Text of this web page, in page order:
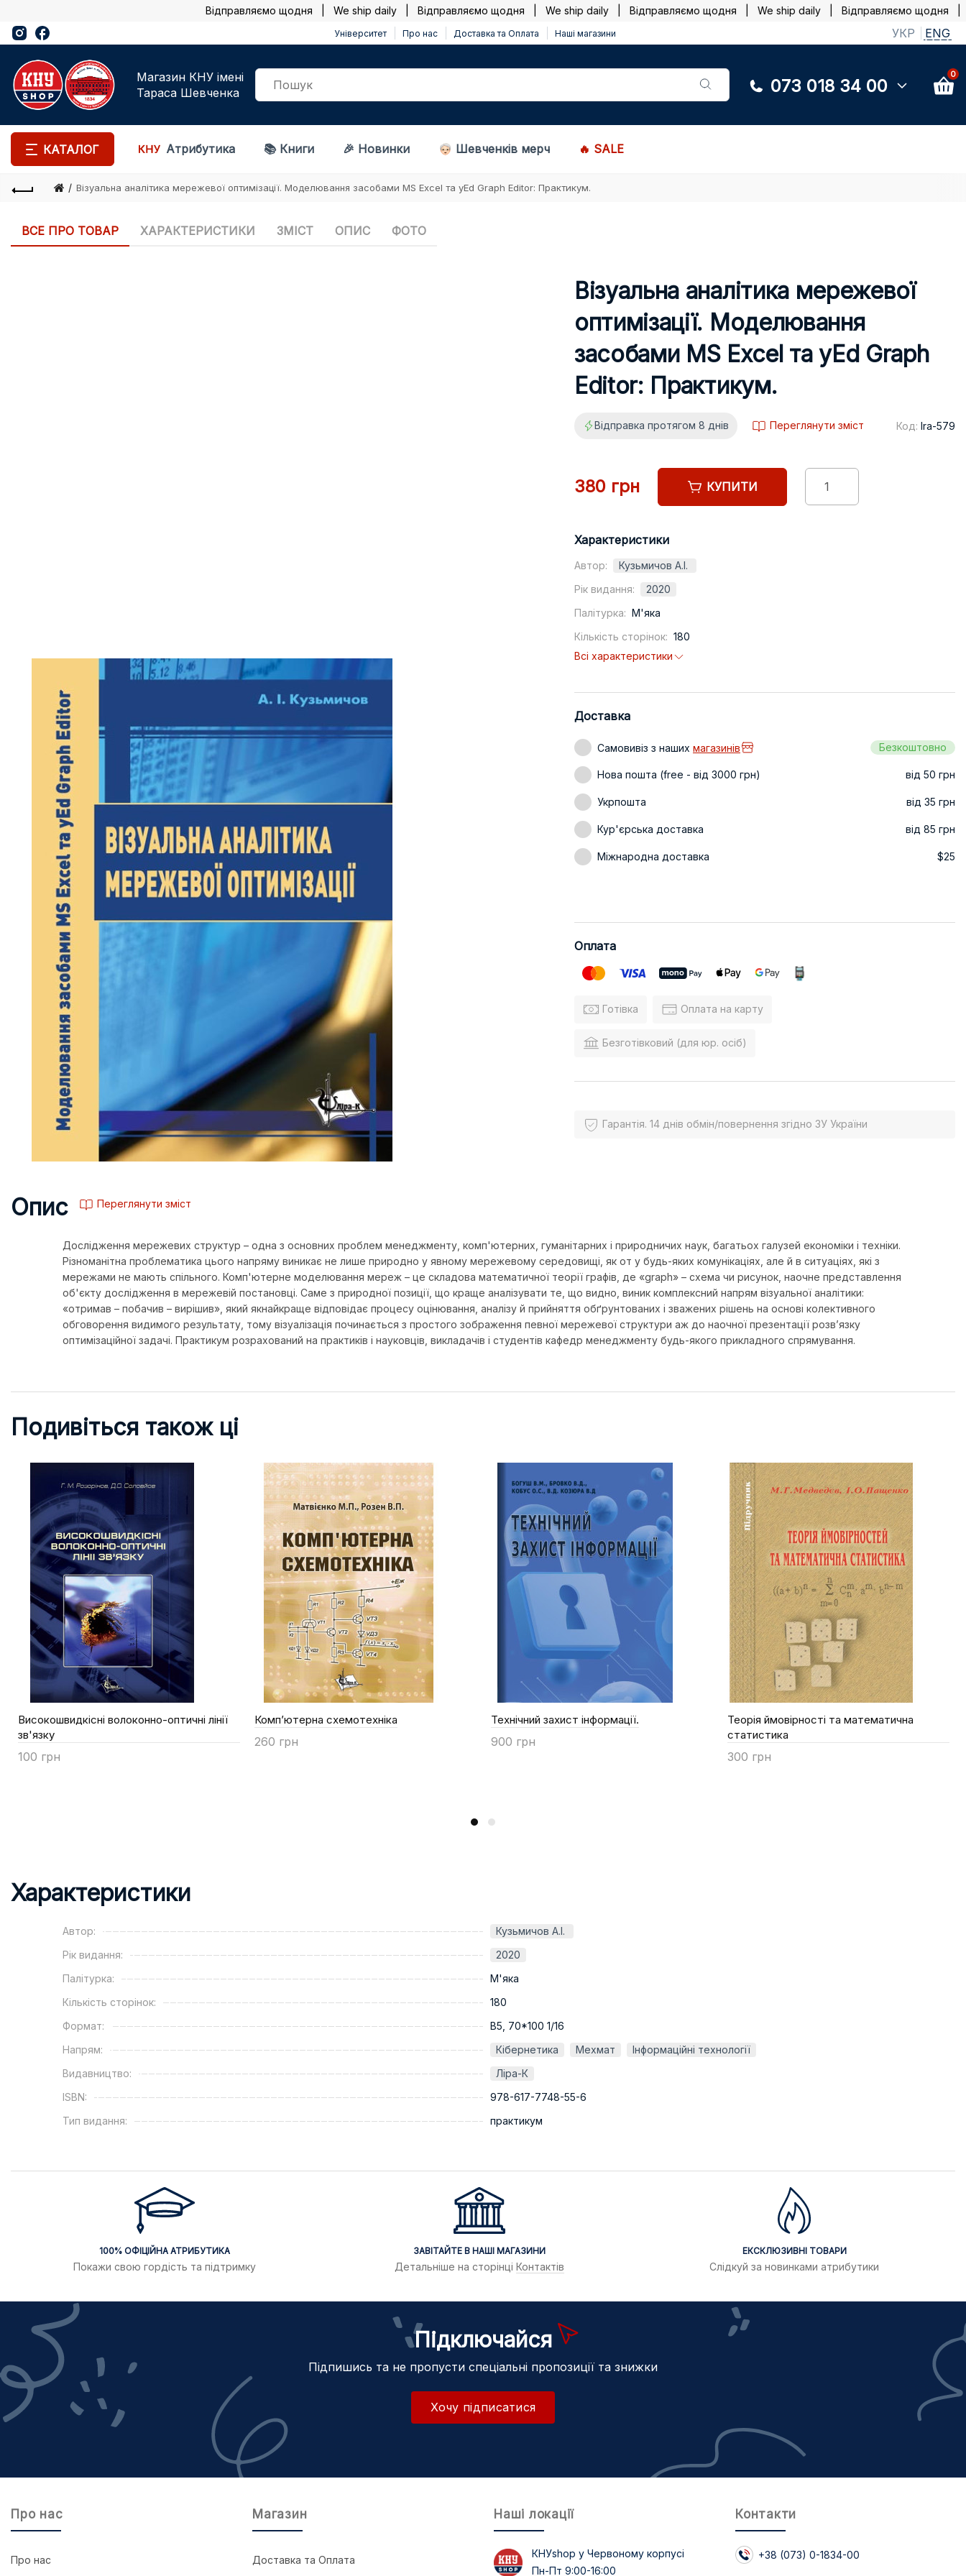
Відправляємо щодня | We ship daily |Відправляємо щодня | We ship daily |Відправляємо щодня | We ship daily |Відправляємо щодня |
Університет Про нас Доставка та Оплата Наші магазини УКР ENG
Магазин КНУ імені
Тараса Шевченка
073 018 34 00
0
КАТАЛОГ Атрибутика 📚 Книги 🎉 Новинки Шевченків мерч 🔥 SALE
Візуальна аналітика мережевої оптимізації. Моделювання засобами MS Excel та yEd Graph Editor: Практикум.
ВСЕ ПРО ТОВАР ХАРАКТЕРИСТИКИ ЗМІСТ ОПИС ФОТО
Візуальна аналітика мережевої
оптимізації. Моделювання
засобами MS Excel та yEd Graph
Editor: Практикум.
Відправка протягом 8 днів Переглянути зміст Код: lra-579
380 грн КУПИТИ
Характеристики
Автор:
Кузьмичов А.І.
Рік видання:
2020
Палітурка: М'яка
Кількість сторінок: 180
Всі характеристики
Доставка
Самовивіз з наших магазинів Безкоштовно
Нова пошта (free - від 3000 грн) від 50 грн
Укрпошта від 35 грн
Кур'єрська доставка від 85 грн
Міжнародна доставка $25
Оплата
Готівка Оплата на карту
Безготівковий (для юр. осіб)
Гарантія. 14 днів обмін/повернення згідно ЗУ України
Опис Переглянути зміст
Дослідження мережевих структур – одна з основних проблем менеджменту, комп'ютерних, гуманітарних і природничих наук, багатьох галузей економіки і техніки.
Різноманітна проблематика цього напряму виникає не лише природно у явному мережевому середовищі, як от у будь-яких комунікаціях, але й в ситуаціях, які з
мережами не мають спільного. Комп'ютерне моделювання мереж – це складова математичної теорії графів, де «graph» – схема чи рисунок, наочне представлення
об'єкту дослідження в мережевій постановці. Саме з природної позиції, що краще аналізувати те, що видно, виник комплексний напрям візуальної аналітики:
«отримав – побачив – вирішив», який якнайкраще відповідає процесу оцінювання, аналізу й прийняття обґрунтованих і зважених рішень на основі колективного
обговорення видимого результату, тому візуалізація починається з простого зображення певної мережевої структури аж до наочної презентації розв’язку
оптимізаційної задачі. Практикум розрахований на практиків і науковців, викладачів і студентів кафедр менеджменту будь-якого прикладного спрямування.
Подивіться також ці
Високошвидкісні волоконно-оптичні лінії
зв'язку
100 грн
Комп’ютерна схемотехніка
260 грн
Технічний захист інформації.
900 грн
Теорія ймовірності та математична
статистика
300 грн
Характеристики
Автор:
Кузьмичов А.І.
Рік видання:
2020
Палітурка:
М'яка
Кількість сторінок:
180
Формат:
В5, 70*100 1/16
Напрям:
Кібернетика Мехмат
Інформаційні технології
Видавництво:
Ліра-К
ISBN:
978-617-7748-55-6
Тип видання:
практикум
100% ОФІЦІЙНА АТРИБУТИКА
Покажи свою гордість та підтримку
ЗАВІТАЙТЕ В НАШІ МАГАЗИНИ
Детальніше на сторінці Контактів
ЕКСКЛЮЗИВНІ ТОВАРИ
Слідкуй за новинками атрибутики
Підключайся
Підпишись та не пропусти спеціальні пропозиції та знижки
Хочу підписатися
Про нас
Про нас
Магазин
Доставка та Оплата
Наші локації
КНУshop у Червоному корпусі
Пн-Пт 9:00-16:00
Контакти
+38 (073) 0-1834-00